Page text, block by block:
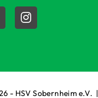
- HSV Sobernheim e.V. |